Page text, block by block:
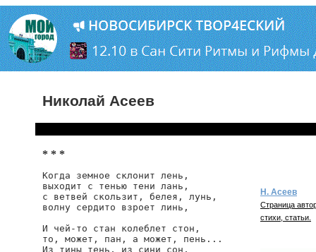
Николай Асеев
* * *
Когда земное склонит лень,
выходит с тенью тени лань,
с ветвей скользит, белея, лунь,
волну сердито взроет линь,
И чей-то стан колеблет стон,
то, может, пан, а может, пень...
Из тины тень, из сини сон,
Н. Асеев
Страница
стихи, статьи.